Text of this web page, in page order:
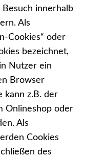
innerhalb
Als
Cookies“ oder
bezeichnet,
Nutzer ein
Browser
kann z.B. der
Onlineshop oder
Als
Cookies
des